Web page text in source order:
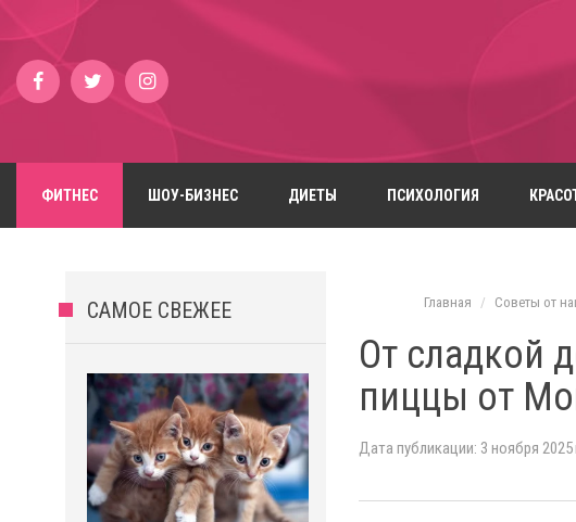
ФИТНЕС ШОУ-БИЗНЕС ДИЕТЫ ПСИХОЛОГИЯ
САМОЕ СВЕЖЕЕ Главная Советы от
От сладкой
пиццы от
Дата публикации: 3 ноября 2025